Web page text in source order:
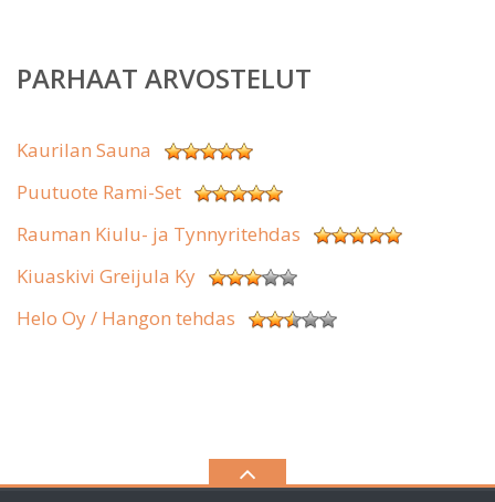
PARHAAT ARVOSTELUT
Kaurilan Sauna
Puutuote Rami-Set
Rauman Kiulu- ja Tynnyritehdas
Kiuaskivi Greijula Ky
Helo Oy / Hangon tehdas